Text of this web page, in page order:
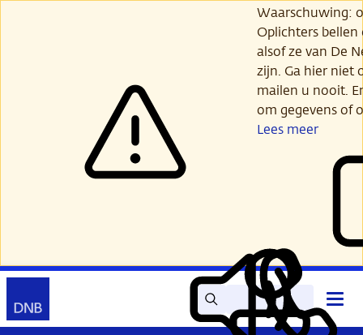
Waarschuwing:
Oplichters
alsof ze van De
zijn. Ga hier niet
mailen u nooit.
om gegevens of
Lees meer
Zoek Lees
voor
Mijn
DNB
Contact